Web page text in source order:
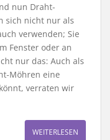
nun Draht-
sich nicht nur als
verwenden; Sie
Fenster oder an
nur das: Auch als
Möhren eine
verraten wir
WEITERLESEN